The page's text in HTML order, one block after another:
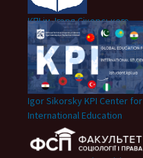
КПІ ім. Ігоря Сікорського
Igor Sikorsky KPI Center for
International Education